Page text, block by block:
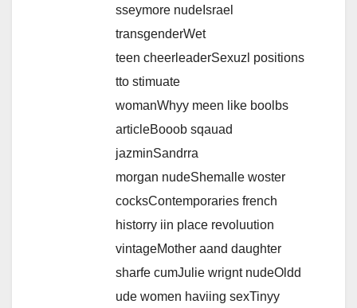
sseymore nudeIsrael
transgenderWet
teen cheerleaderSexuzl positions
tto stimuate
womanWhyy meen like boolbs
articleBooob sqauad
jazminSandrra
morgan nudeShemalle woster
cocksContemporaries french
historry iin place revoluution
vintageMother aand daughter
sharfe cumJulie wrignt nudeOldd
ude women haviing sexTinyy